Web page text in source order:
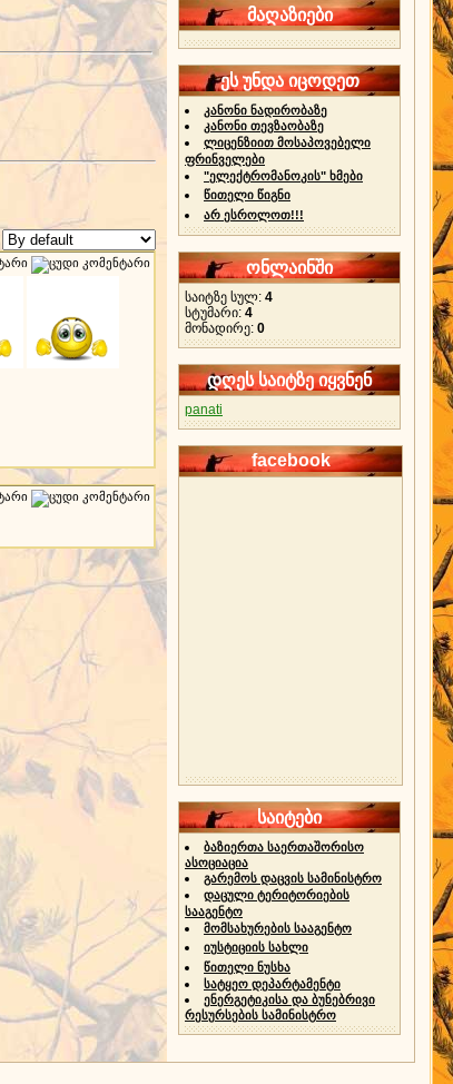
მაღაზიები
ეს უნდა იცოდეთ
კანონი ნადირობაზე
კანონი თევზაობაზე
ლიცენზიით მოსაპოვებელი
ფრინველები
"ელექტრომანოკის" ხმები
წითელი წიგნი
არ ესროლოთ!!!
ონლაინში
საიტზე სულ: 4
სტუმარი: 4
მონადირე: 0
დღეს საიტზე იყვნენ
panati
facebook
საიტები
ბაზიერთა საერთაშორისო
ასოციაცია
გარემოს დაცვის სამინისტრო
დაცული ტერიტორიების
სააგენტო
მომსახურების სააგენტო
იუსტიციის სახლი
წითელი ნუსხა
სატყეო დეპარტამენტი
ენერგეტიკისა და ბუნებრივი
რესურსების სამინისტრო